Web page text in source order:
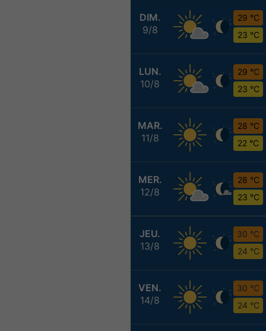
DIM.
9/8
29 °C
23 °C
LUN.
10/8
29 °C
23 °C
MAR.
11/8
28 °C
22 °C
MER.
12/8
28 °C
23 °C
JEU.
13/8
30 °C
24 °C
VEN.
14/8
30 °C
24 °C